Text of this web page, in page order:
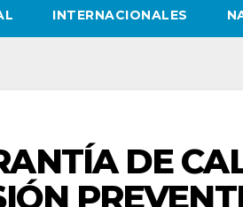
INTERNACIONALES
DE